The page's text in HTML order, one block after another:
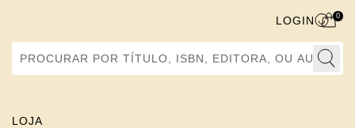
Procurar por Título, ISBN, Editora, ou Autor
LOGIN 0
LOJA